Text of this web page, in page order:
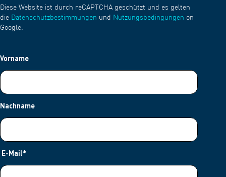
Diese Website ist durch reCAPTCHA geschützt und es gelten
die Datenschutzbestimmungen und Nutzungsbedingungen on
Google.
Vorname
Nachname
E-Mail*